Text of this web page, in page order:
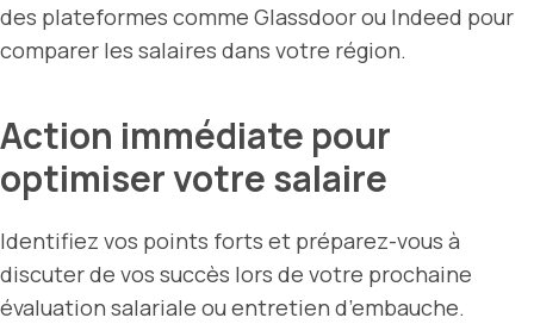
des plateformes comme Glassdoor ou Indeed pour
comparer les salaires dans votre région.
Action immédiate pour
optimiser votre salaire
Identifiez vos points forts et préparez-vous à
discuter de vos succès lors de votre prochaine
évaluation salariale ou entretien d’embauche.